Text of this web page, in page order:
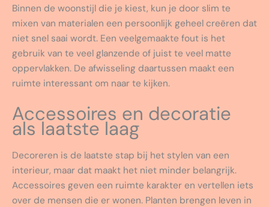
Binnen de woonstijl die je kiest, kun je door slim te
mixen van materialen een persoonlijk geheel creëren dat
niet snel saai wordt. Een veelgemaakte fout is het
gebruik van te veel glanzende of juist te veel matte
oppervlakken. De afwisseling daartussen maakt een
ruimte interessant om naar te kijken.
Accessoires en decoratie
als laatste laag
Decoreren is de laatste stap bij het stylen van een
interieur, maar dat maakt het niet minder belangrijk.
Accessoires geven een ruimte karakter en vertellen iets
over de mensen die er wonen. Planten brengen leven in